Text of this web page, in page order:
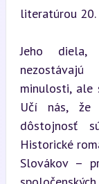
literatúrou 20.
Jeho diela,
minulosti, ale
Učí nás, že
dôstojnosť
Historické
Slovákov –